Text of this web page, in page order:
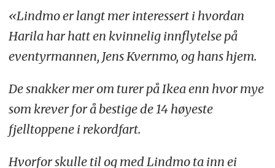
«Lindmo er langt mer interessert i hvordan
Harila har hatt en kvinnelig innflytelse på
eventyrmannen, Jens Kvernmo, og hans hjem.
De snakker mer om turer på Ikea enn hvor mye
som krever for å bestige de 14 høyeste
fjelltoppene i rekordfart.
Hvorfor skulle til og med Lindmo ta inn ei